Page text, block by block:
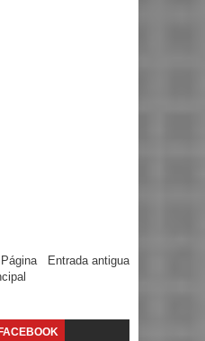
Entrada antigua
Página